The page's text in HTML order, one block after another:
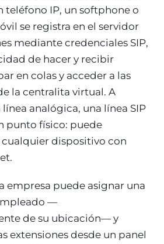
teléfono IP, un softphone o
se registra en el servidor
mediante credenciales SIP,
de hacer y recibir
en colas y acceder a las
la centralita virtual. A
analógica, una línea SIP
punto físico: puede
cualquier dispositivo con
empresa puede asignar una
—
de su ubicación— y
extensiones desde un panel